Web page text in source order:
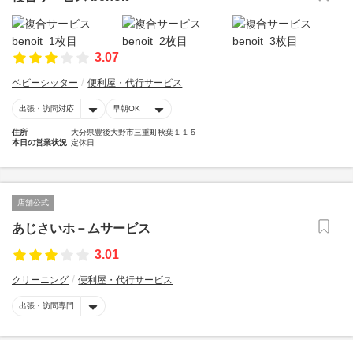
3.07
ベビーシッター 便利屋・代行サービス
出張・訪問対応 早朝OK
住所
大分県豊後大野市三重町秋葉１１５
本日の営業状況 定休日
店舗公式
あじさいホ－ムサービス
3.01
クリーニング 便利屋・代行サービス
出張・訪問専門